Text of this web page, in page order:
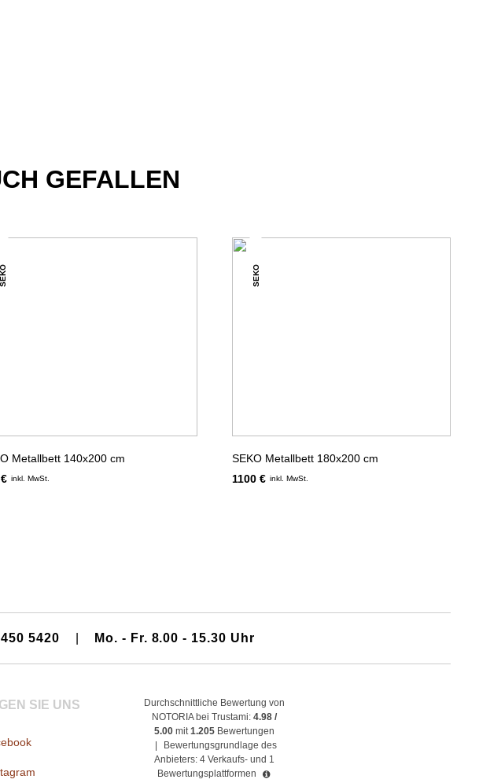
GEFALLEN
SEKO
Metallbett 140x200 cm
inkl. MwSt.
SEKO
SEKO Metallbett 180x200 cm
1100 € inkl. MwSt.
5420 Mo. - Fr. 8.00 - 15.30 Uhr
SIE UNS
Durchschnittliche Bewertung von
NOTORIA bei Trustami: 4.98 /
5.00mit1.205 Bewertungen
Bewertungsgrundlage des
Anbieters: 4 Verkaufs- und 1
Bewertungsplattformen